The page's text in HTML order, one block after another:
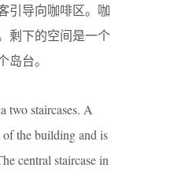
引导向咖啡区。咖
剩下的空间是一个
台。
two staircases. A
of the building and is
central staircase in